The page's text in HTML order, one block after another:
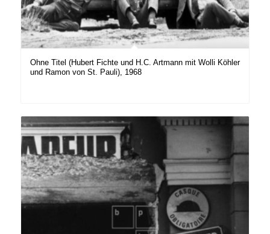
Ohne Titel (Hubert Fichte und H.C. Artmann mit Wolli Köhler
und Ramon von St. Pauli), 1968